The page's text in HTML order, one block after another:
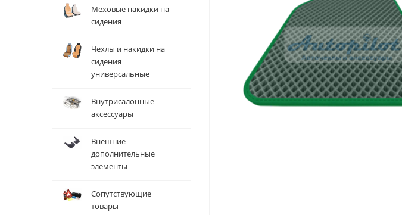
Меховые накидки на
сидения
Чехлы и накидки на
сидения
универсальные
Внутрисалонные
аксессуары
Внешние
дополнительные
элементы
Сопутствующие
товары